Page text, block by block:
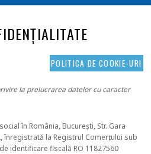
POLITICA DE COOKIE-URI
la prelucrarea datelor cu caracter
în România, București, Str. Gara
înregistrată la Registrul Comerțului sub
identificare fiscală RO 11827560